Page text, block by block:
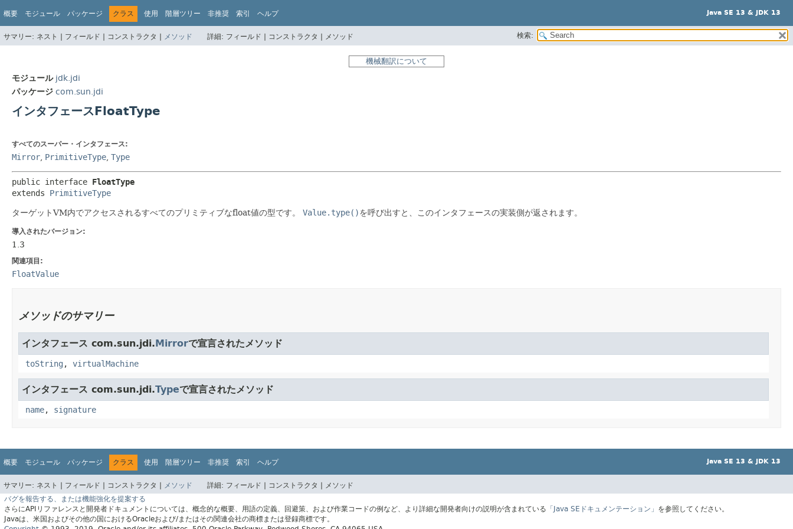
概要 モジュール パッケージ クラス 使用 階層ツリー 非推奨 索引 ヘルプ Java SE 13 & JDK 13
サマリー: ネスト | フィールド | コンストラクタ | メソッド 詳細: フィールド | コンストラクタ | メソッド 検索:
機械翻訳について
モジュール jdk.jdi
パッケージ com.sun.jdi
インタフェースFloatType
すべてのスーパー・インタフェース:
Mirror PrimitiveType Type
public interface FloatType
extends PrimitiveType
ターゲットVM内でアクセスされるすべてのプリミティブなfloat値の型です。 Value.type()を呼び出すと、このインタフェースの実装側が返されます。
導入されたバージョン:
1.3
関連項目:
FloatValue
メソッドのサマリー
インタフェース com.sun.jdi.Mirrorで宣言されたメソッド
toString , virtualMachine
インタフェース com.sun.jdi.Typeで宣言されたメソッド
name, signature
概要 モジュール パッケージ クラス 使用 階層ツリー 非推奨 索引 ヘルプ Java SE 13 & JDK 13
サマリー: ネスト | フィールド | コンストラクタ | メソッド 詳細: フィールド | コンストラクタ | メソッド
バグを報告する、または機能強化を提案する
さらにAPIリファレンスと開発者ドキュメントについては、概念的な概要、用語の定義、回避策、および作業コードの例など、より詳細な開発者向けの説明が含まれている 「Java SEドキュメンテーション」 を参照してください。
Javaは、米国およびその他の国におけるOracleおよび/またはその関連会社の商標または登録商標です。